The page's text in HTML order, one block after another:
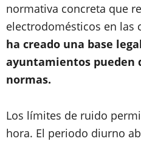
normativa concreta que
electrodomésticos en las
ha creado una base
ayuntamientos pueden
normas.
Los límites de ruido
hora. El periodo diurno